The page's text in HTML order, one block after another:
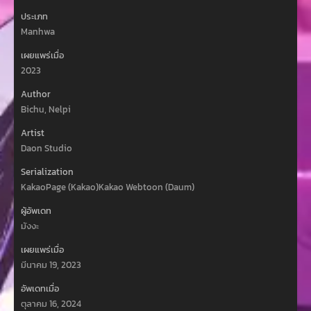
ประเภท
Manhwa
เผยแพร่เมื่อ
2023
Author
Bichu, Nelpi
Artist
Daon Studio
Serialization
KakaoPage (Kakao)Kakao Webtoon (Daum)
ผู้อัพเดท
มังงะ
เผยแพร่เมื่อ
มีนาคม 19, 2023
อัพเดทเมื่อ
ตุลาคม 16, 2024